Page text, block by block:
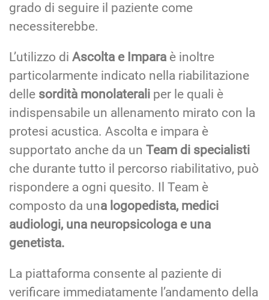
grado di seguire il paziente come
necessiterebbe.
L’utilizzo di Ascolta e Impara è inoltre
particolarmente indicato nella riabilitazione
delle sordità monolaterali per le quali è
indispensabile un allenamento mirato con la
protesi acustica. Ascolta e impara è
supportato anche da un Team di specialisti
che durante tutto il percorso riabilitativo, può
rispondere a ogni quesito. Il Team è
composto da una logopedista, medici
audiologi, una neuropsicologa e una
genetista.
La piattaforma consente al paziente di
verificare immediatamente l’andamento della